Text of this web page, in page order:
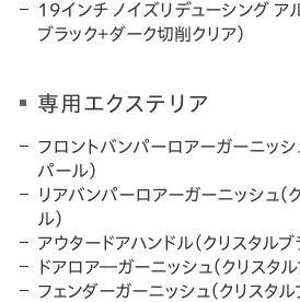
19インチ ノイズリデューシング ア
ブラック＋ダーク切削クリア）
専用エクステリア
フロントバンパーロアーガーニッシ
パール）
リアバンパーロアーガーニッシュ（
ル）
アウタードアハンドル（クリスタルブ
ドアロア―ガーニッシュ（クリスタル
フェンダーガーニッシュ（クリスタル